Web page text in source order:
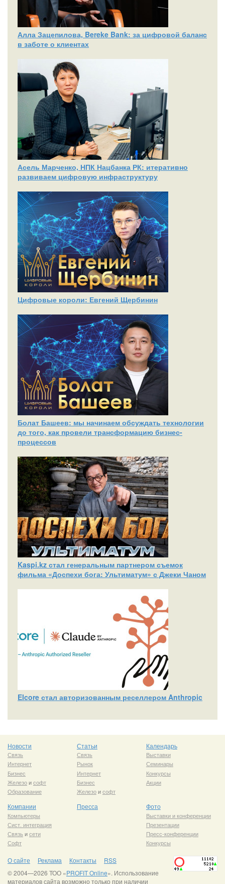
Алла Зацепилова, Bereke Bank: за цифровой баланс
в заботе о клиентах
Асель Марченко, НПК Нацбанка РК: итеративно
развиваем цифровую инфраструктуру
Цифровые короли: Евгений Щербинин
Болат Башеев: мы начинаем обсуждать технологии
до того, как провели трансформацию бизнес-
процессов
Kaspi.kz стал генеральным партнером съемок
фильма «Доспехи бога: Ультиматум» с Джеки Чаном
Elcore стал авторизованным реселлером Anthropic
Новости
Связь
Интернет
Бизнес
Железоисофт
Образование
Статьи
Связь
Рынок
Интернет
Бизнес
Железоисофт
Календарь
Выставки
Семинары
Конкурсы
Акции
Компании
Компьютеры
Сист. интеграция
Связь исети
Софт
Пресса Фото
Выставки и конференции
Презентации
Пресс-конференции
Конкурсы
О сайте Реклама Контакты
RSS
© 2004—2026 ТОО «PROFIT Online». Использование
материалов сайта возможно только при наличии